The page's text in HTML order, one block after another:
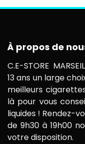
À propos de
C.E-STORE
13 ans un large
meilleurs
là pour vous
liquides ! Rendez-
de 9h30 à 19h00
votre disposition.